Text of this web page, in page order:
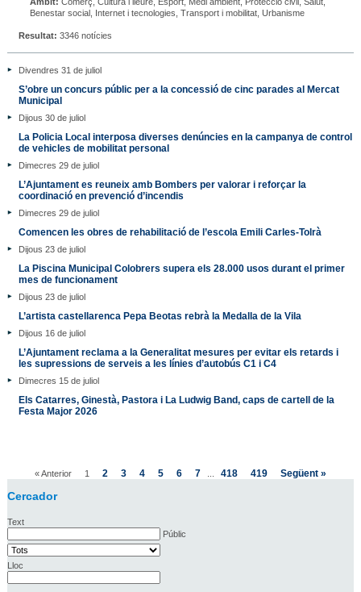
Benestar social, Internet i tecnologies, Transport i mobilitat, Urbanisme
Resultat: 3346 notícies
Divendres 31 de juliol
S’obre un concurs públic per a la concessió de cinc parades al Mercat
Municipal
Dijous 30 de juliol
La Policia Local interposa diverses denúncies en la campanya de control
de vehicles de mobilitat personal
Dimecres 29 de juliol
L’Ajuntament es reuneix amb Bombers per valorar i reforçar la
coordinació en prevenció d’incendis
Dimecres 29 de juliol
Comencen les obres de rehabilitació de l’escola Emili Carles-Tolrà
Dijous 23 de juliol
La Piscina Municipal Colobrers supera els 28.000 usos durant el primer
mes de funcionament
Dijous 23 de juliol
L’artista castellarenca Pepa Beotas rebrà la Medalla de la Vila
Dijous 16 de juliol
L’Ajuntament reclama a la Generalitat mesures per evitar els retards i
les supressions de serveis a les línies d’autobús C1 i C4
Dimecres 15 de juliol
Els Catarres, Ginestà, Pastora i La Ludwig Band, caps de cartell de la
Festa Major 2026
« Anterior 1 2 3 4 5 6 7 418 419 Següent »
Cercador
Text
Públic
Lloc